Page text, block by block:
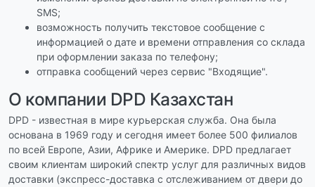
SMS;
возможность получить текстовое сообщение с
информацией о дате и времени отправления со склада
при оформлении заказа по телефону;
отправка сообщений через сервис "Входящие".
О компании DPD Казахстан
DPD - известная в мире курьерская служба. Она была
основана в 1969 году и сегодня имеет более 500 филиалов
по всей Европе, Азии, Африке и Америке. DPD предлагает
своим клиентам широкий спектр услуг для различных видов
доставки (экспресс-доставка с отслеживанием от двери до